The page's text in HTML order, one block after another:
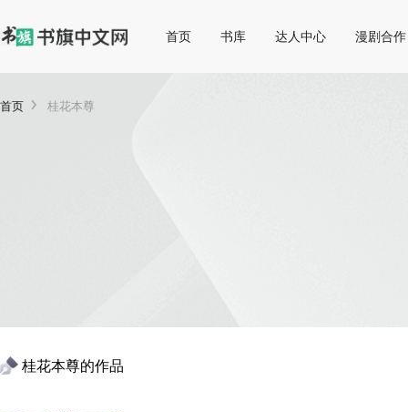
首页 书库 达人中心 漫剧合作
首页 桂花本尊
桂花本尊的作品